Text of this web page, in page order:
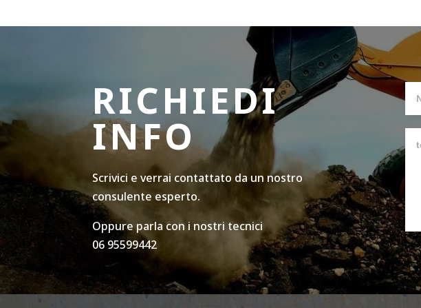
RICHIEDI
INFO
Scrivici e verrai contattato da un nostro
consulente esperto.
Oppure parla con i nostri tecnici
06 95599442